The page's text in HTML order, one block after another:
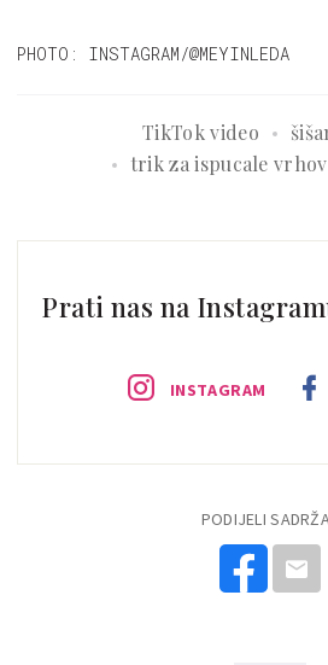
PHOTO: INSTAGRAM/@MEYINLEDA
TikTok video
trik za ispucale
Prati nas na
INSTAGRAM
PODIJELI